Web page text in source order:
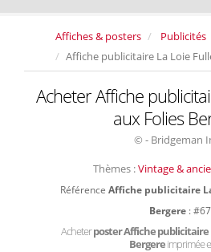
Affiches & posters Publicités
Affiche publicitaire La Loie
Acheter Affiche
aux Folies
© - Bridgeman
Thèmes :Vintage &
Référence Affiche publicitaire
Bergere :
Acheterposter Affiche publicitaire
Bergereimprimée